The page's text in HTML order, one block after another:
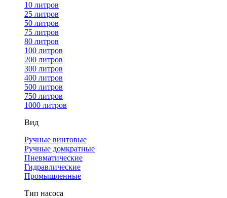
10 литров
25 литров
50 литров
75 литров
80 литров
100 литров
200 литров
300 литров
400 литров
500 литров
750 литров
1000 литров
Вид
Ручные винтовые
Ручные домкратные
Пневматические
Гидравлические
Промышленные
Тип насоса